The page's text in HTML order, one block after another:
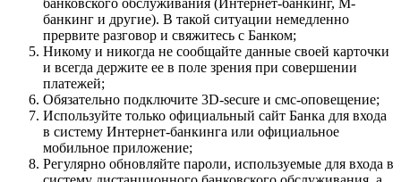
банкинг и другие). В такой ситуации немедленно
прервите разговор и свяжитесь с Банком;
Никому и никогда не сообщайте данные своей карточки
и всегда держите ее в поле зрения при совершении
платежей;
Обязательно подключите 3D-secure и смс-оповещение;
Используйте только официальный сайт Банка для входа
в систему Интернет-банкинга или официальное
мобильное приложение;
Регулярно обновляйте пароли, используемые для входа в